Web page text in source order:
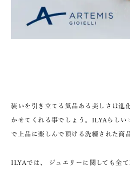
装いを引き立てる気品ある美しさは進
かせてくれる事でしょう。ILYAらしい
で上品に楽しんで頂ける洗練された商
ILYAでは、 ジュエリーに関しても全